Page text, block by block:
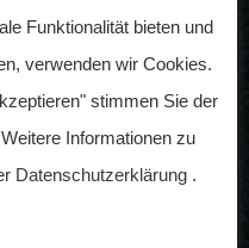
Funktionalität bieten und
verwenden wir Cookies.
stimmen Sie der
Informationen zu
Datenschutzerklärung .